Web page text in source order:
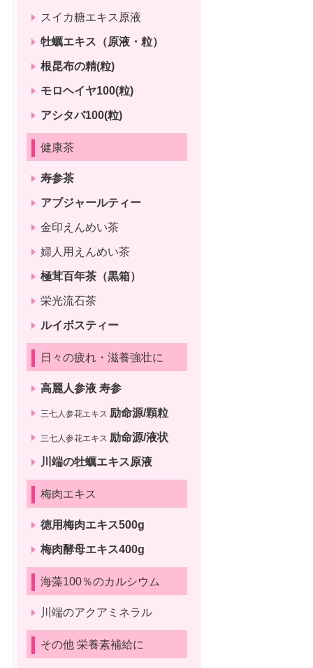
スイカ糖エキス原液
牡蠣エキス（原液・粒）
根昆布の精(粒)
モロヘイヤ100(粒)
アシタバ100(粒)
健康茶
寿参茶
アブジャールティー
金印えんめい茶
婦人用えんめい茶
極茸百年茶（黒箱）
栄光流石茶
ルイボスティー
日々の疲れ・滋養強壮に
高麗人参液 寿参
三七人参花エキス 励命源/顆粒
三七人参花エキス 励命源/液状
川端の牡蠣エキス原液
梅肉エキス
徳用梅肉エキス500g
梅肉酵母エキス400g
海藻100％のカルシウム
川端のアクアミネラル
その他 栄養素補給に